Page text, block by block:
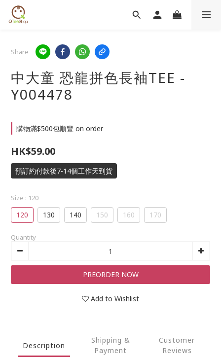
Share
中大童 恐龍拼色長袖TEE -
Y004478
購物滿$500包順豐 on order
HK$59.00
預訂約付款後7-14個工作天到貨
Size : 120
120 130 140 150 160 170
Quantity
PREORDER NOW
Add to Wishlist
Description
Shipping &
Payment
Customer
Reviews